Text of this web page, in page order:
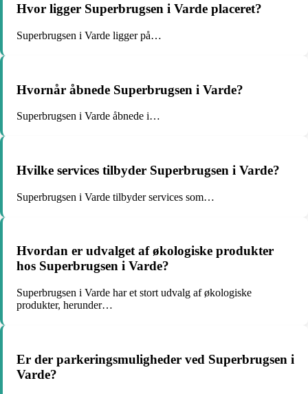
Hvor ligger Superbrugsen i Varde placeret?
Superbrugsen i Varde ligger på…
Hvornår åbnede Superbrugsen i Varde?
Superbrugsen i Varde åbnede i…
Hvilke services tilbyder Superbrugsen i Varde?
Superbrugsen i Varde tilbyder services som…
Hvordan er udvalget af økologiske produkter
hos Superbrugsen i Varde?
Superbrugsen i Varde har et stort udvalg af økologiske
produkter, herunder…
Er der parkeringsmuligheder ved Superbrugsen i
Varde?